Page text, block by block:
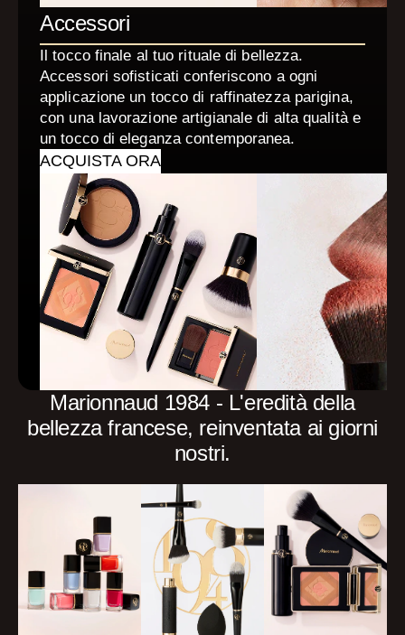
Accessori
Il tocco finale al tuo rituale di bellezza.
Accessori sofisticati conferiscono a ogni
applicazione un tocco di raffinatezza parigina,
con una lavorazione artigianale di alta qualità e
un tocco di eleganza contemporanea.
ACQUISTA ORA
Marionnaud 1984 - L'eredità della
bellezza francese, reinventata ai giorni
nostri.